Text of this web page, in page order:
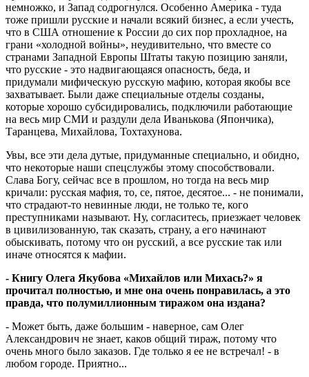
немножко, и Запад содрогнулся. Особенно Америка - туда
тоже пришли русские и начали всякий бизнес, а если учесть,
что в США отношение к России до сих пор прохладное, на
грани «холодной войны», неудивительно, что вместе со
странами Западной Европы Штаты такую позицию заняли,
что русские - это надвигающаяся опасность, беда, и
придумали мифическую русскую мафию, которая якобы все
захватывает. Были даже специальные отделы созданы,
которые хорошо субсидировались, подключили работающие
на весь мир СМИ и раздули дела Иванькова (Япончика),
Таранцева, Михайлова, Тохтахунова.
Увы, все эти дела дутые, придуманные специально, и обидно,
что некоторые наши спецслужбы этому способствовали.
Слава Богу, сейчас все в прошлом, но тогда на весь мир
кричали: русская мафия, то, се, пятое, десятое... - не понимали,
что страдают-то невинные люди, не только те, кого
преступниками называют. Ну, согласитесь, приезжает человек
в цивилизованную, так сказать, страну, а его начинают
обыскивать, потому что он русский, а все русские так или
иначе относятся к мафии.
- Книгу Олега Якубова «Михайлов или Михась?» я
прочитал полностью, и мне она очень понравилась, а это
правда, что полумиллионным тиражом она издана?
- Может быть, даже большим - наверное, сам Олег
Александрович не знает, каков общий тираж, потому что
очень много было заказов. Где только я ее не встречал! - в
любом городе. Приятно...